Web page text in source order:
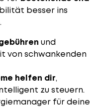
besser ins
und
von schwankenden
helfen dir,
zu steuern.
für deine